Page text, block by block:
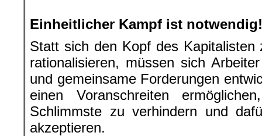
Einheitlicher Kampf ist notwendig!
Statt sich den Kopf des
rationalisieren, müssen sich
und gemeinsame Forderungen
einen Voranschreiten
Schlimmste zu verhindern und
akzeptieren.